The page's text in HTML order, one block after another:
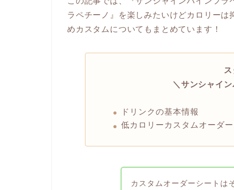
ラペチーノ』を楽しみたいけどカロリー
めカスタムについてもまとめています！
＼サンシャイ
ドリンクの基本情報
低カロリーカスタムオーダー
カスタムオーダーシートは